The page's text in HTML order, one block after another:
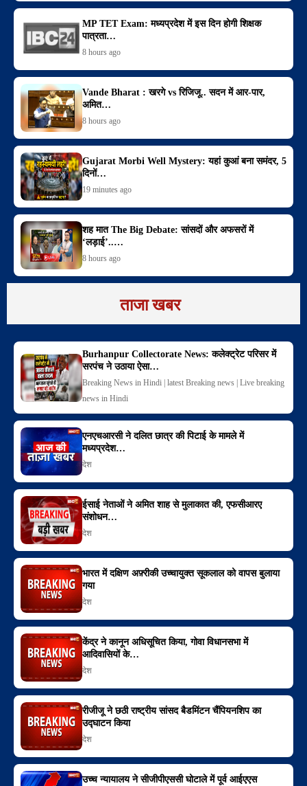
MP TET Exam: मध्यप्रदेश में इस दिन होगी शिक्षक
पात्रता…
8 hours ago
Vande Bharat : खरगे vs रिजिजू.. सदन में आर-पार,
अमित…
8 hours ago
Gujarat Morbi Well Mystery: यहां कुआं बना समंदर, 5
दिनों…
19 minutes ago
शह मात The Big Debate: सांसदों और अफसरों में
‘लड़ाई’..…
8 hours ago
ताजा खबर
Burhanpur Collectorate News: कलेक्ट्रेट परिसर में
सरपंच ने उठाया ऐसा…
Breaking News in Hindi | latest Breaking news | Live breaking
news in Hindi
एनएचआरसी ने दलित छात्र की पिटाई के मामले में
मध्यप्रदेश…
देश
ईसाई नेताओं ने अमित शाह से मुलाकात की, एफसीआरए
संशोधन…
देश
भारत में दक्षिण अफ़्रीकी उच्चायुक्त सूकलाल को वापस बुलाया
गया
देश
केंद्र ने कानून अधिसूचित किया, गोवा विधानसभा में
आदिवासियों के…
देश
रीजीजू ने छठी राष्ट्रीय सांसद बैडमिंटन चैंपियनशिप का
उद्घाटन किया
देश
उच्च न्यायालय ने सीजीपीएससी घोटाले में पूर्व आईएएस